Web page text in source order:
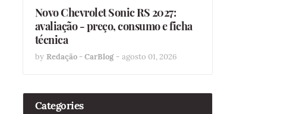
Novo Chevrolet Sonic RS 2027:
avaliação - preço, consumo e ficha
técnica
by Redação - CarBlog - agosto 01, 2026
Categories